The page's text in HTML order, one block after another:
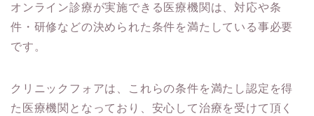
オンライン診療が実施できる医療機関は、対応や条
件・研修などの決められた条件を満たしている事必要
です。
クリニックフォアは、これらの条件を満たし認定を得
た医療機関となっており、安心して治療を受けて頂く